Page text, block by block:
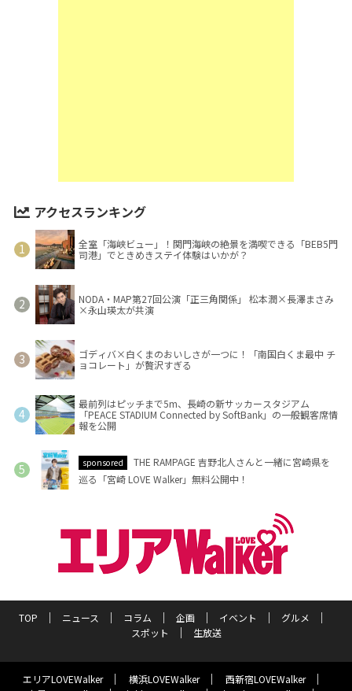
アクセスランキング
全室「海峡ビュー」！関門海峡の絶景を満喫できる「BEB5門
司港」でときめきステイ体験はいかが？
NODA・MAP第27回公演「正三角関係」 松本潤×長澤まさみ
×永山瑛太が共演
ゴディバ×白くまのおいしさが一つに！「南国白くま最中 チ
ョコレート」が贅沢すぎる
最前列はピッチまで5m、長崎の新サッカースタジアム
「PEACE STADIUM Connected by SoftBank」の一般観客席情
報を公開
sponsored
THE RAMPAGE 吉野北人さんと一緒に宮崎県を
巡る「宮崎 LOVE Walker」無料公開中！
TOP ニュース コラム 企画 イベント
グルメ
スポット
生放送
エリアLOVEWalker 横浜LOVEWalker
西新宿LOVEWalker